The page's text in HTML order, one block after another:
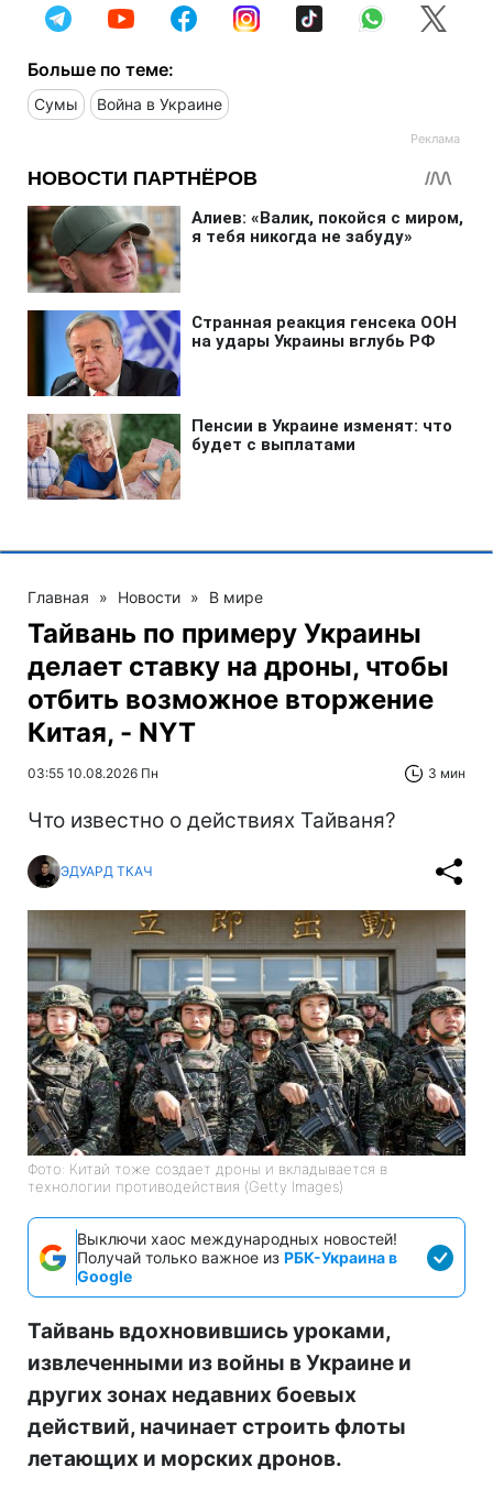
Больше по теме:
Сумы Война в Украине
Главная » Новости » В мире
Тайвань по примеру Украины
делает ставку на дроны, чтобы
отбить возможное вторжение
Китая, - NYT
03:55 10.08.2026 Пн 3 мин
Что известно о действиях Тайваня?
ЭДУАРД ТКАЧ
Фото: Китай тоже создает дроны и вкладывается в
технологии противодействия (Getty Images)
Выключи хаос международных новостей!
Получай только важное из РБК-Украина в
Google
Тайвань вдохновившись уроками,
извлеченными из войны в Украине и
других зонах недавних боевых
действий, начинает строить флоты
летающих и морских дронов.